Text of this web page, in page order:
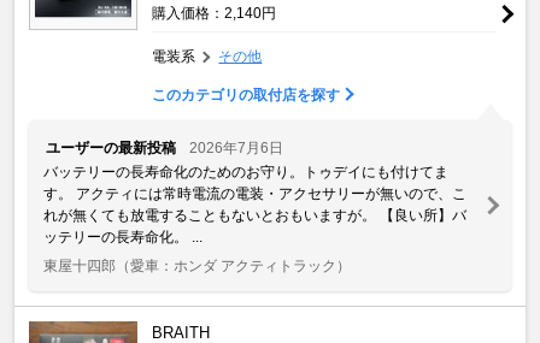
購入価格：2,140円
電装系 その他
このカテゴリの取付店を探す
ユーザーの最新投稿
2026年7月6日
バッテリーの長寿命化のためのお守り。トゥデイにも付けてま
す。 アクティには常時電流の電装・アクセサリーが無いので、こ
れが無くても放電することもないとおもいますが。 【良い所】バ
ッテリーの長寿命化。 ...
東屋十四郎 （愛車：ホンダ アクティトラック）
BRAITH